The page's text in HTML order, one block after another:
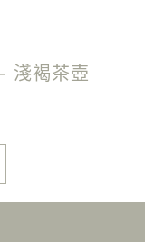
淺褐茶壺